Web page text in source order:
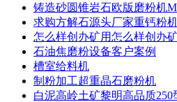
铸造砂圆锥岩石欧版磨粉机
求购方解石源头厂家重钙粉
怎么样创办矿用怎么样创办
石油焦磨粉设备客户案例
槽室给料机
制粉加工超重晶石磨粉机
白泥高岭土矿黎明高品质